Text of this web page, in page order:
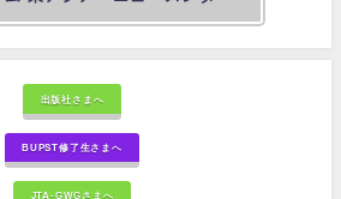
出版社さまへ
BUPST修了生さまへ
JTA-GWGさまへ